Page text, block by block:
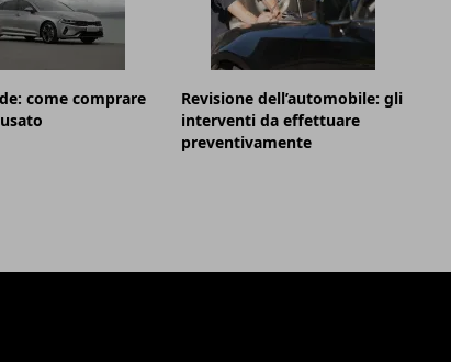
come comprare
Revisione dell’automobile: gli
interventi da effettuare
preventivamente